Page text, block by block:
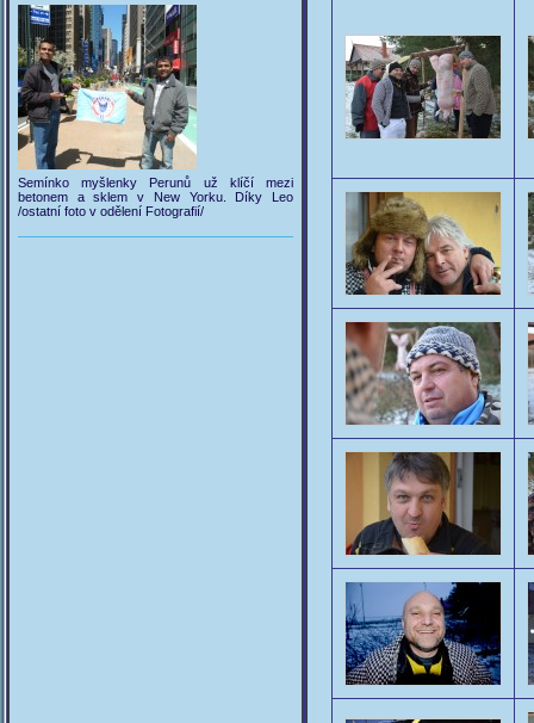
Semínko myšlenky Perunů už klíčí mezi
betonem a sklem v New Yorku. Díky Leo
/ostatní foto v odělení Fotografií/